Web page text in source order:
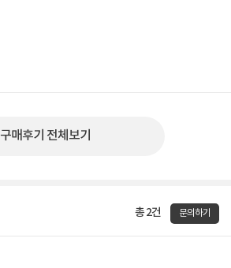
구매후기 전체보기
총 2건 문의하기